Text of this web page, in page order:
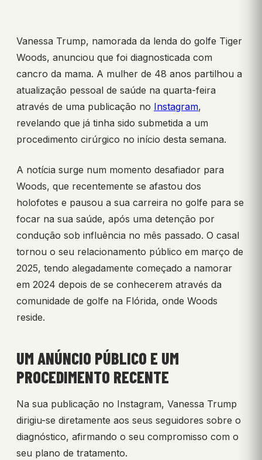
Vanessa Trump, namorada da lenda do golfe Tiger
Woods, anunciou que foi diagnosticada com
cancro da mama. A mulher de 48 anos partilhou a
atualização pessoal de saúde na quarta-feira
através de uma publicação no Instagram,
revelando que já tinha sido submetida a um
procedimento cirúrgico no início desta semana.
A notícia surge num momento desafiador para
Woods, que recentemente se afastou dos
holofotes e pausou a sua carreira no golfe para se
focar na sua saúde, após uma detenção por
condução sob influência no mês passado. O casal
tornou o seu relacionamento público em março de
2025, tendo alegadamente começado a namorar
em 2024 depois de se conhecerem através da
comunidade de golfe na Flórida, onde Woods
reside.
UM ANÚNCIO PÚBLICO E UM
PROCEDIMENTO RECENTE
Na sua publicação no Instagram, Vanessa Trump
dirigiu-se diretamente aos seus seguidores sobre o
diagnóstico, afirmando o seu compromisso com o
seu plano de tratamento.